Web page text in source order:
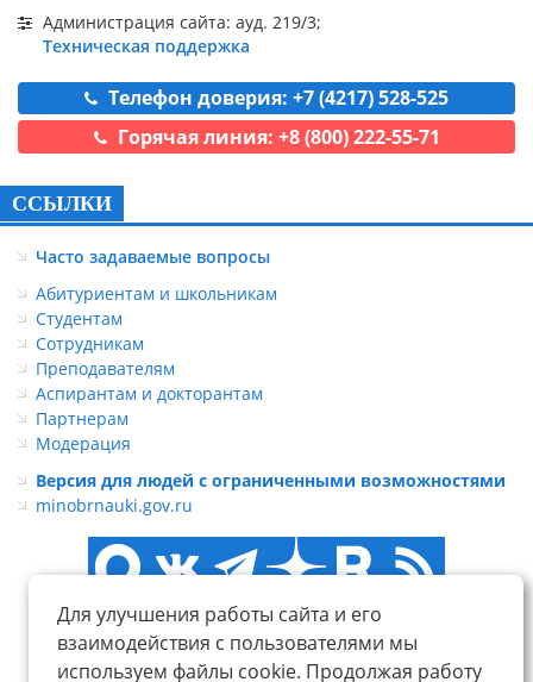
Для улучшения работы сайта и его
взаимодействия с пользователями мы
используем файлы cookie. Продолжая работу
Администрация сайта: ауд. 219/3;
Техническая поддержка
Телефон доверия: +7 (4217) 528-525
Горячая линия: +8 (800) 222-55-71
ССЫЛКИ
Часто задаваемые вопросы
Абитуриентам и школьникам
Студентам
Сотрудникам
Преподавателям
Аспирантам и докторантам
Партнерам
Модерация
Версия для людей с ограниченными возможностями
minobrnauki.gov.ru